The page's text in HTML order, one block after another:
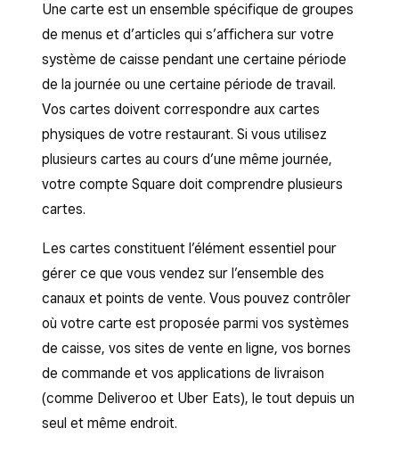
Une carte est un ensemble spécifique de groupes
de menus et d’articles qui s’affichera sur votre
système de caisse pendant une certaine période
de la journée ou une certaine période de travail.
Vos cartes doivent correspondre aux cartes
physiques de votre restaurant. Si vous utilisez
plusieurs cartes au cours d’une même journée,
votre compte Square doit comprendre plusieurs
cartes.
Les cartes constituent l’élément essentiel pour
gérer ce que vous vendez sur l’ensemble des
canaux et points de vente. Vous pouvez contrôler
où votre carte est proposée parmi vos systèmes
de caisse, vos sites de vente en ligne, vos bornes
de commande et vos applications de livraison
(comme Deliveroo et Uber Eats), le tout depuis un
seul et même endroit.